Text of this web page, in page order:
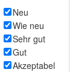
Neu
Wie neu
Sehr gut
Gut
Akzeptabel